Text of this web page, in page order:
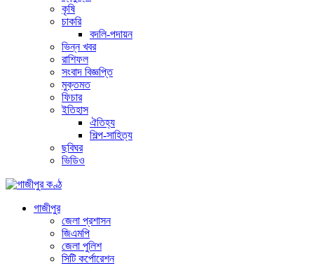
কৃষি
চাকরি
বদলি-পদায়ন
ভিন্ন খবর
রাশিফল
সংবাদ বিজ্ঞপ্তি
মুক্তমত
ফিচার
ইতিহাস
ঐতিহ্য
শিল্প-সাহিত্য
ছবিঘর
ভিডিও
গাজীপুর
জেলা প্রশাসন
জিএমপি
জেলা পুলিশ
সিটি কর্পোরেশন